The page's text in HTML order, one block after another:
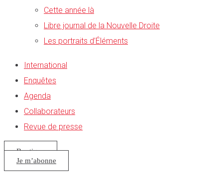
Cette année là
Libre journal de la Nouvelle Droite
Les portraits d’Éléments
International
Enquêtes
Agenda
Collaborateurs
Revue de presse
Boutique
Je m’abonne